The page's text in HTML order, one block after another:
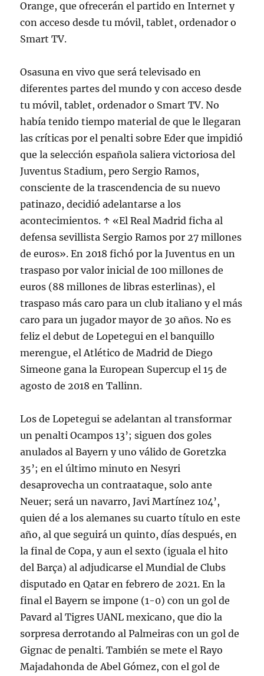
Orange, que ofrecerán el partido en Internet y
con acceso desde tu móvil, tablet, ordenador o
Smart TV.
Osasuna en vivo que será televisado en
diferentes partes del mundo y con acceso desde
tu móvil, tablet, ordenador o Smart TV. No
había tenido tiempo material de que le llegaran
las críticas por el penalti sobre Eder que impidió
que la selección española saliera victoriosa del
Juventus Stadium, pero Sergio Ramos,
consciente de la trascendencia de su nuevo
patinazo, decidió adelantarse a los
acontecimientos. ↑ «El Real Madrid ficha al
defensa sevillista Sergio Ramos por 27 millones
de euros». En 2018 fichó por la Juventus en un
traspaso por valor inicial de 100 millones de
euros (88 millones de libras esterlinas), el
traspaso más caro para un club italiano y el más
caro para un jugador mayor de 30 años. No es
feliz el debut de Lopetegui en el banquillo
merengue, el Atlético de Madrid de Diego
Simeone gana la European Supercup el 15 de
agosto de 2018 en Tallinn.
Los de Lopetegui se adelantan al transformar
un penalti Ocampos 13’; siguen dos goles
anulados al Bayern y uno válido de Goretzka
35’; en el último minuto en Nesyri
desaprovecha un contraataque, solo ante
Neuer; será un navarro, Javi Martínez 104’,
quien dé a los alemanes su cuarto título en este
año, al que seguirá un quinto, días después, en
la final de Copa, y aun el sexto (iguala el hito
del Barça) al adjudicarse el Mundial de Clubs
disputado en Qatar en febrero de 2021. En la
final el Bayern se impone (1-0) con un gol de
Pavard al Tigres UANL mexicano, que dio la
sorpresa derrotando al Palmeiras con un gol de
Gignac de penalti. También se mete el Rayo
Majadahonda de Abel Gómez, con el gol de